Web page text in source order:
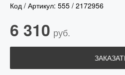
Код / Артикул: 555 / 2172956
6 310 руб.